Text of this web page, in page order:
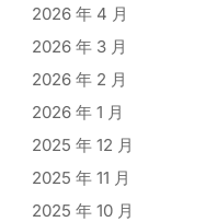
2026 年 4 月
2026 年 3 月
2026 年 2 月
2026 年 1 月
2025 年 12 月
2025 年 11 月
2025 年 10 月